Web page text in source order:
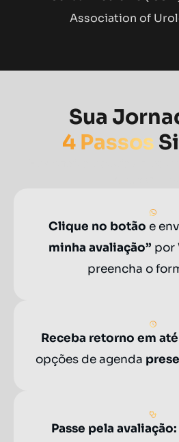
Association of
Sua
4 Passos
Clique no botão e
minha avaliação” por
preencha o
Receba retorno em
opções de agenda
Passe pela avaliação: